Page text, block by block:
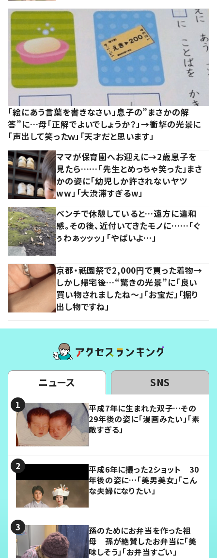
「絵にあう言葉を書きなさい」息子の”まさかの解
答”に…母「正解でよいでしょうか？」→衝撃の光景に
「声出して笑ったｗ」「天才だと思います」
ママが保育園へお迎えに→2歳息子を
見たら……「先生とめっちゃ笑った」まさ
かの姿に「幼児しか許されないヤツ
ww」「大渋滞すぎるw」
ベンチで休憩していると…遠方に違和
感。その後、近付いてきたモノに……「ぐ
ぅわぁッッッ」「やばいよ…」
京都・祇園祭で2,000円で買った着物→
しかし帰宅後…“驚きの光景”に「良い
買い物されましたね～」「お宝だ」「掘り
出し物ですね」
ニュース SNS
平成7年に生まれた双子…その
29年後の姿に「漫画みたい」「素
敵すぎる」
平成6年に撮った2ショット 30
年後の姿に…「美男美女」「こん
な夫婦になりたい」
孫のためにお弁当を作った祖
母 孫が絶賛したお弁当に「美
味しそう」「お弁当すごい」